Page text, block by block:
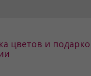
цветов и